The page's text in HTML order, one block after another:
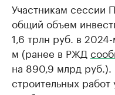
Участникам сессии
общий объем
1,6 трлн руб. в
м (ранее в РЖД
на 890,9 млрд руб.).
строительных